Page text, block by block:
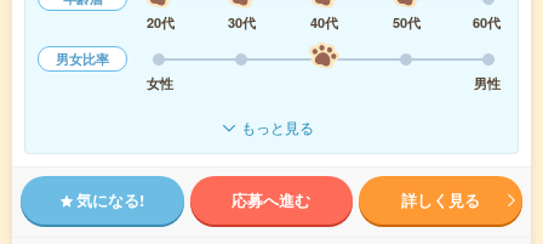
20代
30代 40代 50代
60代
男女比率
女性
男性
もっと見る
気になる! 応募へ進む 詳しく見る